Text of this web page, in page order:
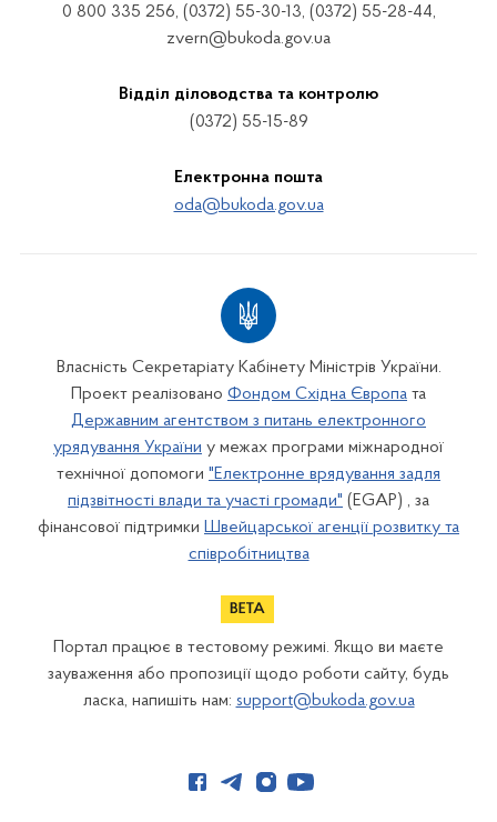
0 800 335 256, (0372) 55-30-13, (0372) 55-28-44,
zvern@bukoda.gov.ua
Відділ діловодства та контролю
(0372) 55-15-89
Електронна пошта
oda@bukoda.gov.ua
Власність Секретаріату Кабінету Міністрів України.
Проект реалізовано Фондом Східна Європа та
Державним агентством з питань електронного
урядування України у межах програми міжнародної
технічної допомоги "Електронне врядування задля
підзвітності влади та участі громади" (EGAP) , за
фінансової підтримки Швейцарської агенції розвитку та
співробітництва
Портал працює в тестовому режимі. Якщо ви маєте
зауваження або пропозиції щодо роботи сайту, будь
ласка, напишіть нам: support@bukoda.gov.ua